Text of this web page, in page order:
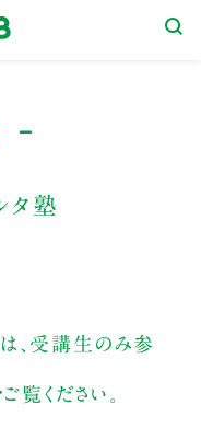
-
タ塾
、受講生のみ参
ください。